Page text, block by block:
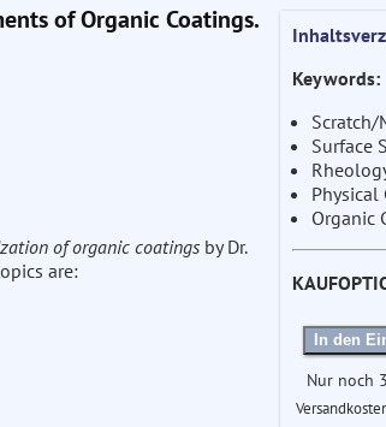
of Organic Coatings.
of organic coatingsby Dr.
are:
Keywords:
Scratch/
Surface
Physical
Organic
In den
Nur noch